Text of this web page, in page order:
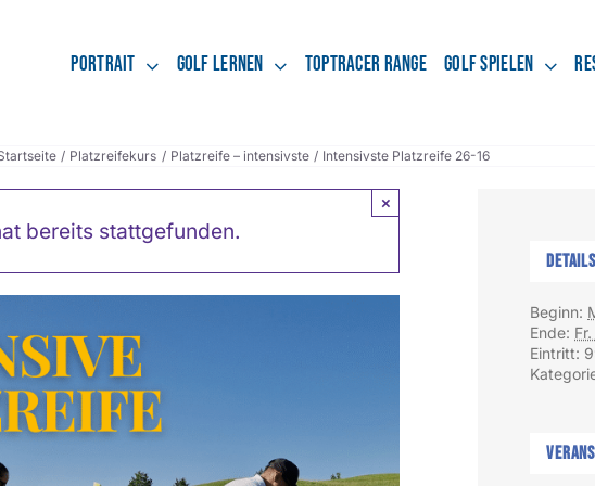
Portrait Golf lernen Toptracer Range Golf spielen
Platzreifekurs Platzreife – intensivste Intensivste Platzreife 26-16
bereits stattgefunden.
×
Details
Beginn:
Ende:
Eintritt: